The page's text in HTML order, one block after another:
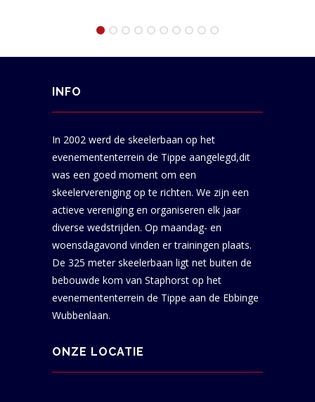
INFO
In 2002 werd de skeelerbaan op het
evenemententerrein de Tippe aangelegd,dit
was een goed moment om een
skeelervereniging op te richten. We zijn een
actieve vereniging en organiseren elk jaar
diverse wedstrijden. Op maandag- en
woensdagavond vinden er trainingen plaats.
De 325 meter skeelerbaan ligt net buiten de
bebouwde kom van Staphorst op het
evenemententerrein de Tippe aan de Ebbinge
Wubbenlaan.
ONZE LOCATIE